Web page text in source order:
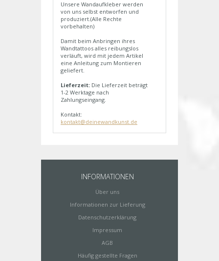
Unsere Wandaufkleber werden
von uns selbst entworfen und
produziert.(Alle Rechte
vorbehalten)
Damit beim Anbringen ihres
Wandtattoos alles reibungslos
verläuft, wird mit jedem Artikel
eine Anleitung zum Montieren
geliefert.
Lieferzeit: Die Lieferzeit beträgt
1-2 Werktage nach
Zahlungseingang.
Kontakt:
kontakt@deinewandkunst.de
INFORMATIONEN
Über uns
Informationen zur Lieferung
Datenschutzerklärung
Impressum
AGB
Häufig gestellte Fragen